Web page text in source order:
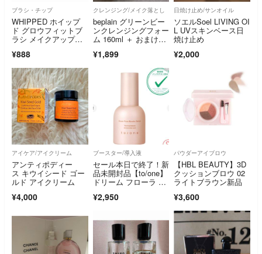
ブラシ・チップ
WHIPPED ホイップ
ド グロウフィットブ
ラシ メイクアップブ
¥888
クレンジング/メイク落とし
beplain グリーンビー
ンクレンジングフォー
ム 160ml ＋ おまけ付
¥1,899
日焼け止め/サンオイル
ソエルSoel LIVING OI
L UVスキンベース日
焼け止め
¥2,000
アイケア/アイクリーム
アンティポディー
ス キウイシード ゴー
ルド アイクリーム
¥4,000
ブースター/導入液
セール本日で終了！新
品未開封品【to/one】
ドリーム フローラ ブ
¥2,950
パウダーアイブロウ
【HBL BEAUTY】3D
クッションブロウ 02
ライトブラウン新品
¥3,600